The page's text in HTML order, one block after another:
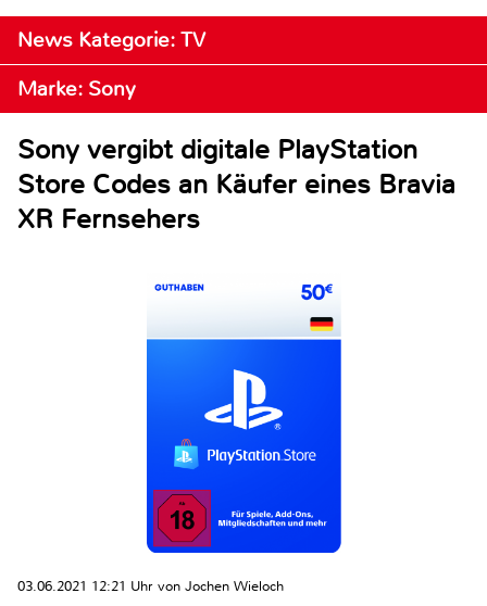
News Kategorie: TV
Marke: Sony
Sony vergibt digitale PlayStation
Store Codes an Käufer eines Bravia
XR Fernsehers
03.06.2021 12:21 Uhr von Jochen Wieloch